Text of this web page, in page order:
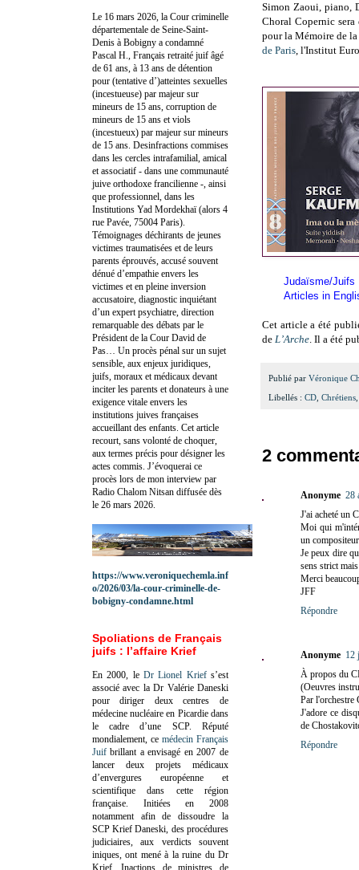
Simon Zaoui, piano,
Choral Copernic
pour la Mémoire de
de Paris, l'Institut
Judaïsme/Juifs
Articles in
Cet article a été
de L’Arche. Il a été
Publié par Véronique
Libellés : CD, Chrétiens
2
Anonyme 28
J'ai acheté un
Moi qui
un
Je peux dire
sens strict
Merci
JFF
Répondre
Anonyme 12
À propos du
(Oeuvres
Par l'orchestre
J'adore ce
de
Répondre
Le 16 mars 2026, la Cour criminelle
départementale de Seine-Saint-
Denis à Bobigny a condamné
Pascal H., Français retraité juif âgé
de 61 ans, à 13 ans de détention
pour (tentative d’)atteintes sexuelles
(incestueuse) par majeur sur
mineurs de 15 ans, corruption de
mineurs de 15 ans et viols
(incestueux) par majeur sur mineurs
de 15 ans. Desinfractions commises
dans les cercles intrafamilial, amical
et associatif - dans une communauté
juive orthodoxe francilienne -, ainsi
que professionnel, dans les
Institutions Yad Mordekhaï (alors 4
rue Pavée, 75004 Paris).
Témoignages déchirants de jeunes
victimes traumatisées et de leurs
parents éprouvés, accusé souvent
dénué d’empathie envers les
victimes et en pleine inversion
accusatoire, diagnostic inquiétant
d’un expert psychiatre, direction
remarquable des débats par le
Président de la Cour David de
Pas… Un procès pénal sur un sujet
sensible, aux enjeux juridiques,
juifs, moraux et médicaux devant
inciter les parents et donateurs à une
exigence vitale envers les
institutions juives françaises
accueillant des enfants. Cet article
recourt, sans volonté de choquer,
aux termes précis pour désigner les
actes commis. J’évoquerai ce
procès lors de mon interview par
Radio Chalom Nitsan diffusée dès
le 26 mars 2026.
https://www.veroniquechemla.inf
o/2026/03/la-cour-criminelle-de-
bobigny-condamne.html
Spoliations de Français
juifs : l’affaire Krief
En 2000, le Dr Lionel Kriefs’est
associé avec la Dr Valérie Daneski
pour diriger deux centres de
médecine nucléaire en Picardie dans
le cadre d’une SCP. Réputé
mondialement, ce médecin Français
Juif brillant a envisagé en 2007 de
lancer deux projets médicaux
d’envergures européenne et
scientifique dans cette région
française. Initiées en 2008
notamment afin de dissoudre la
SCP Krief Daneski, des procédures
judiciaires, aux verdicts souvent
iniques, ont mené à la ruine du Dr
Krief.Inactions de ministres de